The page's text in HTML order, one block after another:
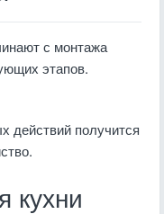
с монтажа
этапов.
действий получится
кухни